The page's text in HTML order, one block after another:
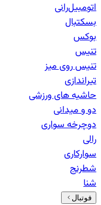
اتومبیل‌رانی
بسکتبال
بوکس
تنیس
تنیس روی میز
تیراندازی
حاشیه های ورزشی
دو و میدانی
دوچرخه سواری
رالی
سوارکاری
شطرنج
شنا
فوتبال